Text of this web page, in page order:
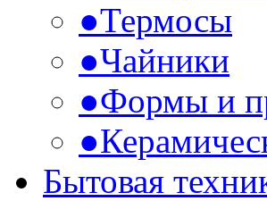
●Термосы
●Чайники
●Формы и
●
Бытовая